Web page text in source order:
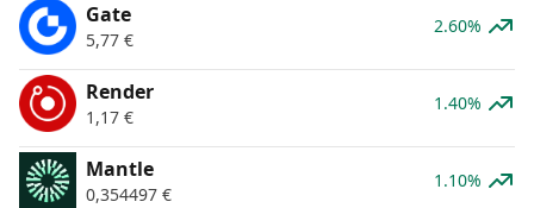
Gate
5,77 €
2.60%
Render
1,17 €
1.40%
Mantle
0,354497 €
1.10%